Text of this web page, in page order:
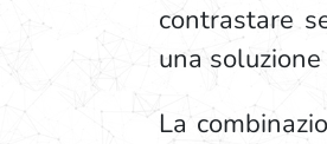
contrastare
una
La